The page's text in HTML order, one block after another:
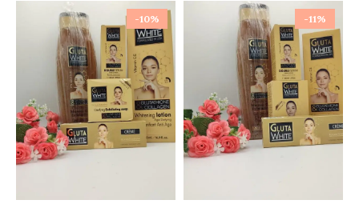
-10% -11%